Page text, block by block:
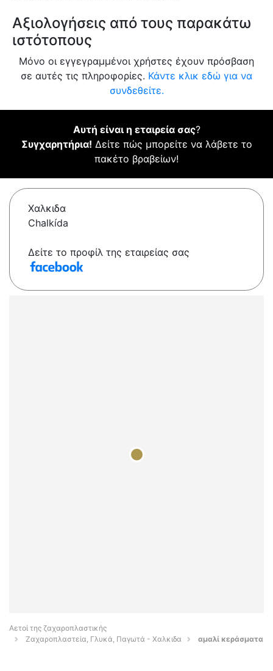
Αξιολογήσεις από τους παρακάτω
ιστότοπους
Μόνο οι εγγεγραμμένοι χρήστες έχουν πρόσβαση
σε αυτές τις πληροφορίες. Κάντε κλικ εδώ για να
συνδεθείτε.
Αυτή είναι η εταιρεία σας?
Συγχαρητήρια! Δείτε πώς μπορείτε να λάβετε το
πακέτο βραβείων!
Χαλκιδα
Chalkída
Δείτε το προφίλ της εταιρείας σας
Αετοί της ζαχαροπλαστικής
Ζαχαροπλαστεία, Γλυκά, Παγωτά - Χαλκιδα
αμαλί κεράσματα